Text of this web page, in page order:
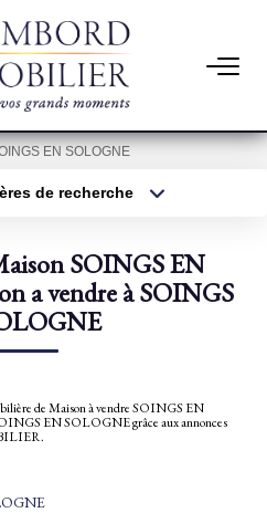
Un Professionnel
EN SOLOGNE
de recherche
Surface min
SOINGS EN
a vendre à SOINGS
de Maison à vendre SOINGS EN
EN SOLOGNE grâce aux annonces